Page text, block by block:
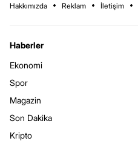
Hakkımızda Reklam İletişim
Haberler
Ekonomi
Spor
Magazin
Son Dakika
Kripto